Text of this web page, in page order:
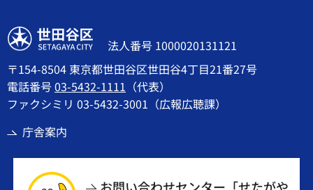
世田谷区
法人番号 1000020131121
〒154-8504 東京都世田谷区世田谷4丁目21番27号
電話番号03-5432-1111 （代表）
ファクシミリ 03-5432-3001（広報広聴課）
庁舎案内